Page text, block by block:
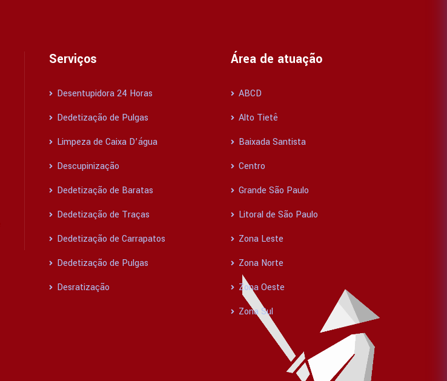
Serviços
Desentupidora 24 Horas
Dedetização de Pulgas
Limpeza de Caixa D’água
Descupinização
Dedetização de Baratas
Dedetização de Traças
Dedetização de Carrapatos
Dedetização de Pulgas
Desratização
Área de atuação
ABCD
Alto Tietê
Baixada Santista
Centro
Grande São Paulo
Litoral de São Paulo
Zona Leste
Zona Norte
Zona Oeste
Zona Sul